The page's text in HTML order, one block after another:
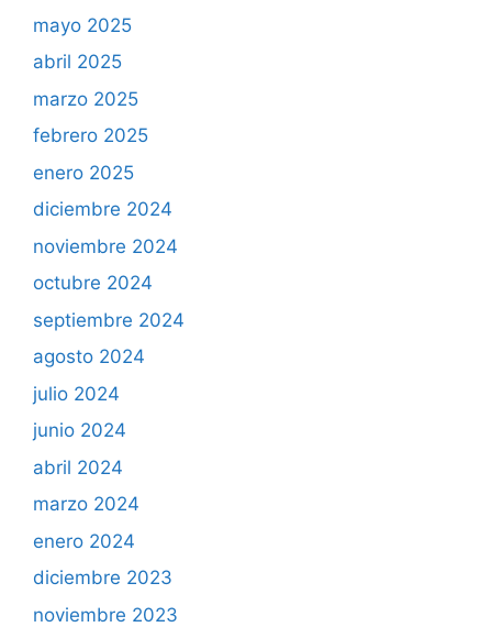
mayo 2025
abril 2025
marzo 2025
febrero 2025
enero 2025
diciembre 2024
noviembre 2024
octubre 2024
septiembre 2024
agosto 2024
julio 2024
junio 2024
abril 2024
marzo 2024
enero 2024
diciembre 2023
noviembre 2023